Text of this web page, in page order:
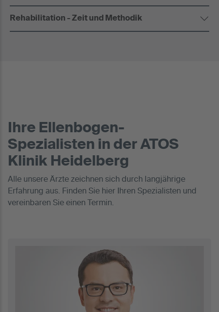
Rehabilitation - Zeit und Methodik
Ihre Ellenbogen-
Spezialisten in der ATOS
Klinik Heidelberg
Alle unsere Ärzte zeichnen sich durch langjährige
Erfahrung aus. Finden Sie hier Ihren Spezialisten und
vereinbaren Sie einen Termin.